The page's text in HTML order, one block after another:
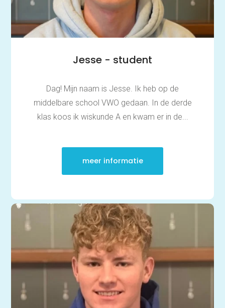
Jesse - student
Dag! Mijn naam is Jesse. Ik heb op de
middelbare school VWO gedaan. In de derde
klas koos ik wiskunde A en kwam er in de...
meer informatie